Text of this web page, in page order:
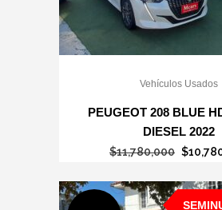
Vehículos Usados
PEUGEOT 208 BLUE
DIESEL 2022
$11,780,000 El
original
$